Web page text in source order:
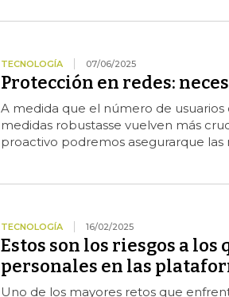
TECNOLOGÍA 07/06/2025
Protección en redes:
A medida que el número de
medidas robustasse vuelven más
proactivo podremos asegurarque las
TECNOLOGÍA 16/02/2025
Estos son los riesgos a los
personales en las
Uno de los mayores retos que